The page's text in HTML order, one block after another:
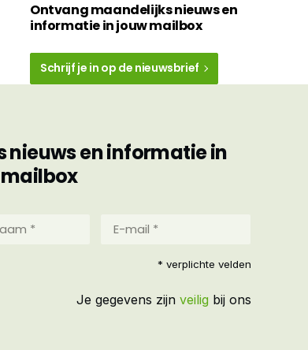
Ontvang maandelijks nieuws en
informatie in jouw mailbox
Schrijf je in op de nieuwsbrief
en informatie in
mail
* verplichte velden
Je gegevens zijn veilig bij ons